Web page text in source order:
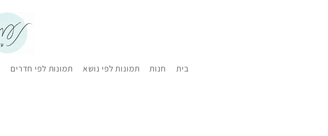
בית חנות תמונות לפי נושא תמונות לפי חדרים